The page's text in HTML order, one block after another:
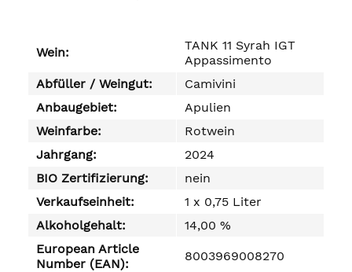
Wein:
TANK 11 Syrah IGT
Appassimento
Abfüller / Weingut:
Camivini
Anbaugebiet:
Apulien
Weinfarbe:
Rotwein
Jahrgang:
2024
BIO Zertifizierung:
nein
Verkaufseinheit:
1 x 0,75 Liter
Alkoholgehalt:
14,00 %
European Article
Number (EAN):
8003969008270